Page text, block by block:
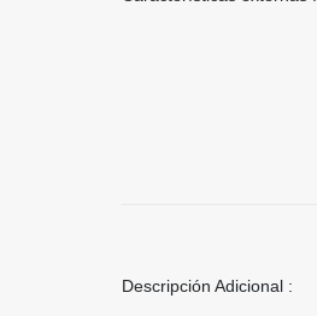
Descripción Adicional :